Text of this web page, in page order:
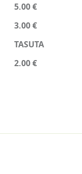
5.00 €
3.00 €
TASUTA
2.00 €